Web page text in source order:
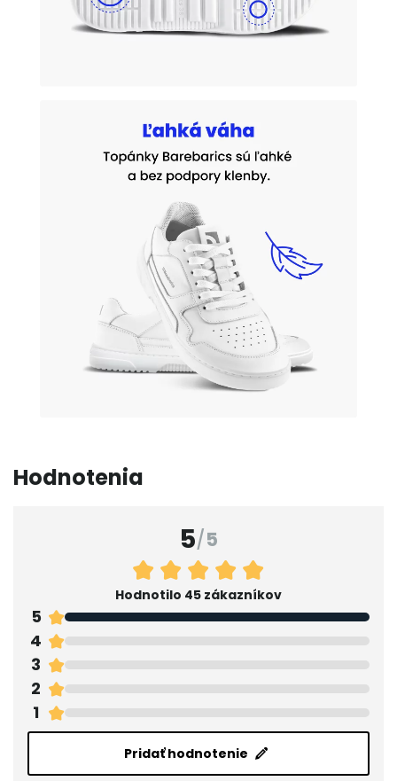
Hodnotenia
5/5
Hodnotilo 45 zákazníkov
5
4
3
2
1
Pridať hodnotenie